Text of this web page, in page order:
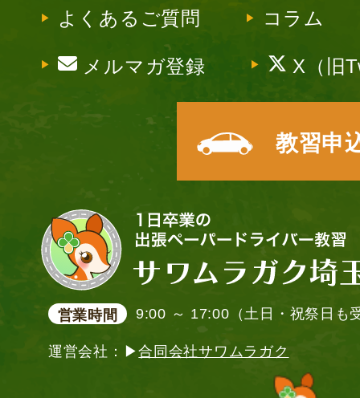
よくあるご質問 コラム
メルマガ登録 X（旧
教習申
営業時間 9:00 ～ 17:00（土日・祝祭日も
運営会社：▶合同会社サワムラガク